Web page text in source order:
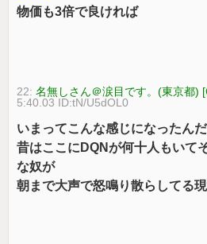
物価も3倍で良ければ
22:名無しさん＠涙目です。(東京都)
5:40.03 ID:tN/U5dOL0
いまってこんな感じになったんだ
昔はここにDQNが何十人もいて
な奴が
朝まで大声で怒鳴り散らしてる